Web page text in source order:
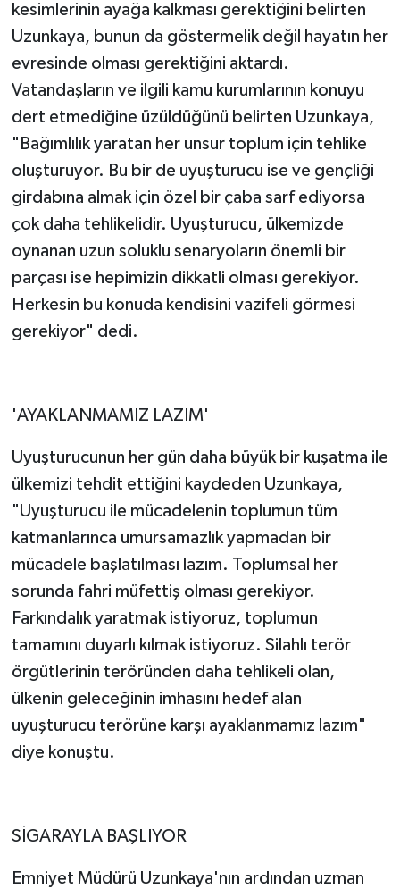
kesimlerinin ayağa kalkması gerektiğini belirten
Uzunkaya, bunun da göstermelik değil hayatın her
evresinde olması gerektiğini aktardı.
Vatandaşların ve ilgili kamu kurumlarının konuyu
dert etmediğine üzüldüğünü belirten Uzunkaya,
"Bağımlılık yaratan her unsur toplum için tehlike
oluşturuyor. Bu bir de uyuşturucu ise ve gençliği
girdabına almak için özel bir çaba sarf ediyorsa
çok daha tehlikelidir. Uyuşturucu, ülkemizde
oynanan uzun soluklu senaryoların önemli bir
parçası ise hepimizin dikkatli olması gerekiyor.
Herkesin bu konuda kendisini vazifeli görmesi
gerekiyor" dedi.
'AYAKLANMAMIZ LAZIM'
Uyuşturucunun her gün daha büyük bir kuşatma ile
ülkemizi tehdit ettiğini kaydeden Uzunkaya,
"Uyuşturucu ile mücadelenin toplumun tüm
katmanlarınca umursamazlık yapmadan bir
mücadele başlatılması lazım. Toplumsal her
sorunda fahri müfettiş olması gerekiyor.
Farkındalık yaratmak istiyoruz, toplumun
tamamını duyarlı kılmak istiyoruz. Silahlı terör
örgütlerinin teröründen daha tehlikeli olan,
ülkenin geleceğinin imhasını hedef alan
uyuşturucu terörüne karşı ayaklanmamız lazım"
diye konuştu.
SİGARAYLA BAŞLIYOR
Emniyet Müdürü Uzunkaya'nın ardından uzman